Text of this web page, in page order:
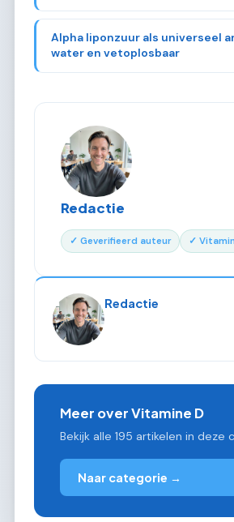
Alpha liponzuur als universeel
water en vetoplosbaar
Redactie
✓ Geverifieerd auteur ✓
Redactie
Meer over Vitamine D
Bekijk alle 195 artikelen in deze
Naar categorie →